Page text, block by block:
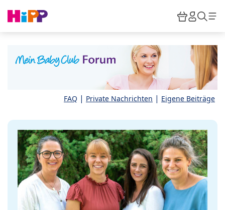
HiPP
FAQ | Private Nachrichten | Eigene Beiträge